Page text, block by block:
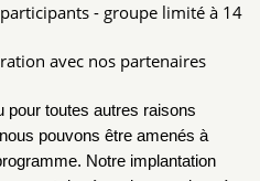
- groupe limité à 14
avec nos partenaires
pour toutes autres raisons
pouvons être amenés à
Notre implantation